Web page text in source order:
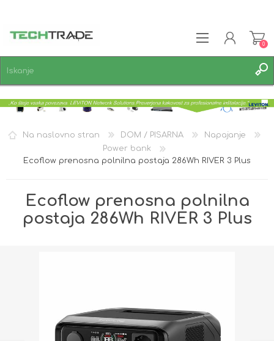
PRIJAVA
0
Na naslovno stran DOM / PISARNA
Napajanje
Power bank
Ecoflow prenosna polnilna postaja 286Wh RIVER 3 Plus
Ecoflow prenosna polnilna
postaja 286Wh RIVER 3 Plus